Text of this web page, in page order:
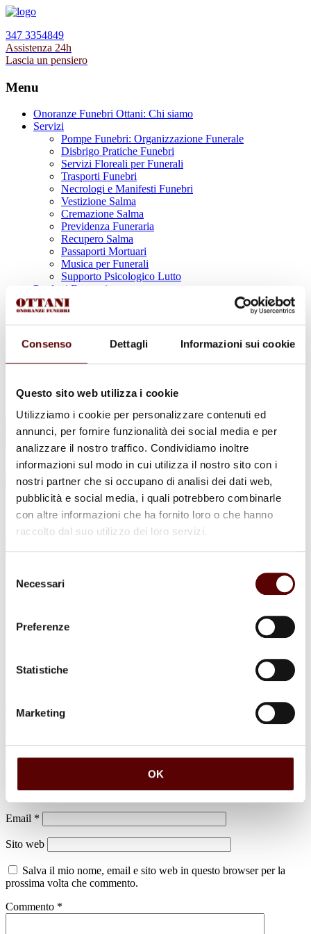
Consenso Dettagli Informazioni sui cookie
Questo sito web utilizza i cookie
Utilizziamo i cookie per personalizzare contenuti ed
annunci, per fornire funzionalità dei social media e per
analizzare il nostro traffico. Condividiamo inoltre
informazioni sul modo in cui utilizza il nostro sito con i
nostri partner che si occupano di analisi dei dati web,
pubblicità e social media, i quali potrebbero combinarle
con altre informazioni che ha fornito loro o che hanno
raccolto dal suo utilizzo dei loro servizi.
delNecessari
Preferenze
Statistiche
Marketing
OK
347 3354849
Assistenza 24h
Lascia un pensiero
Menu
Onoranze Funebri Ottani: Chi siamo
Servizi
Pompe Funebri: Organizzazione Funerale
Disbrigo Pratiche Funebri
Servizi Floreali per Funerali
Trasporti Funebri
Necrologi e Manifesti Funebri
Vestizione Salma
Cremazione Salma
Previdenza Funeraria
Recupero Salma
Passaporti Mortuari
Musica per Funerali
Supporto Psicologico Lutto
Prodotti Funerari
Lapidi, Lastre tombali e Monumenti Funerari
Urne Cinerarie
Allestimento Funebre
Cofani Funebri
In caso di decesso
Necrologi
Sedi Onoranze Funebri Ottani
per:
Giordana Ziosi
Il tuo indirizzo email non sarà pubblicato. I campi obbligatori sono
Nome*
Email *
Sito web
Salva il mio nome, email e sito web in questo browser per la
prossima volta che commento.
Commento *